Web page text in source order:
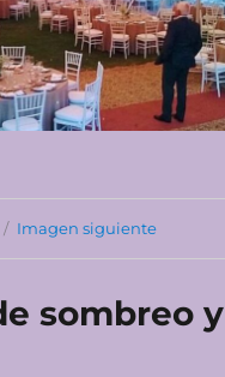
Imagen siguiente
sombreo y